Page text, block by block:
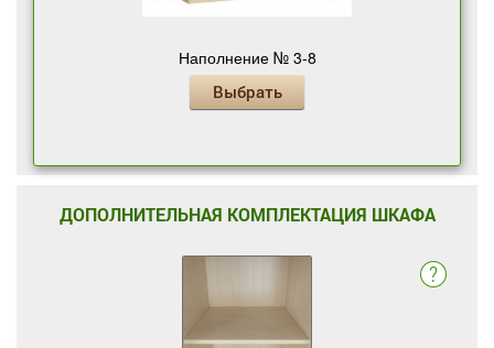
Наполнение № 3-8
Выбрать
ДОПОЛНИТЕЛЬНАЯ КОМПЛЕКТАЦИЯ ШКАФА